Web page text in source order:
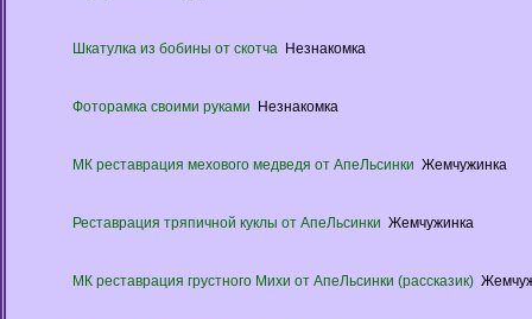
Шкатулка из бобины от скотча Незнакомка
Фоторамка своими руками Незнакомка
МК реставрация мехового медведя от АпеЛьсинки Жемчужинка
Реставрация тряпичной куклы от АпеЛьсинки Жемчужинка
МК реставрация грустного Михи от АпеЛьсинки (рассказик)